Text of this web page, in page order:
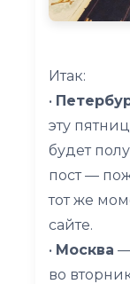
Итак:
•
эту
будет
пост —
тот же
сайте.
• Москва —
во